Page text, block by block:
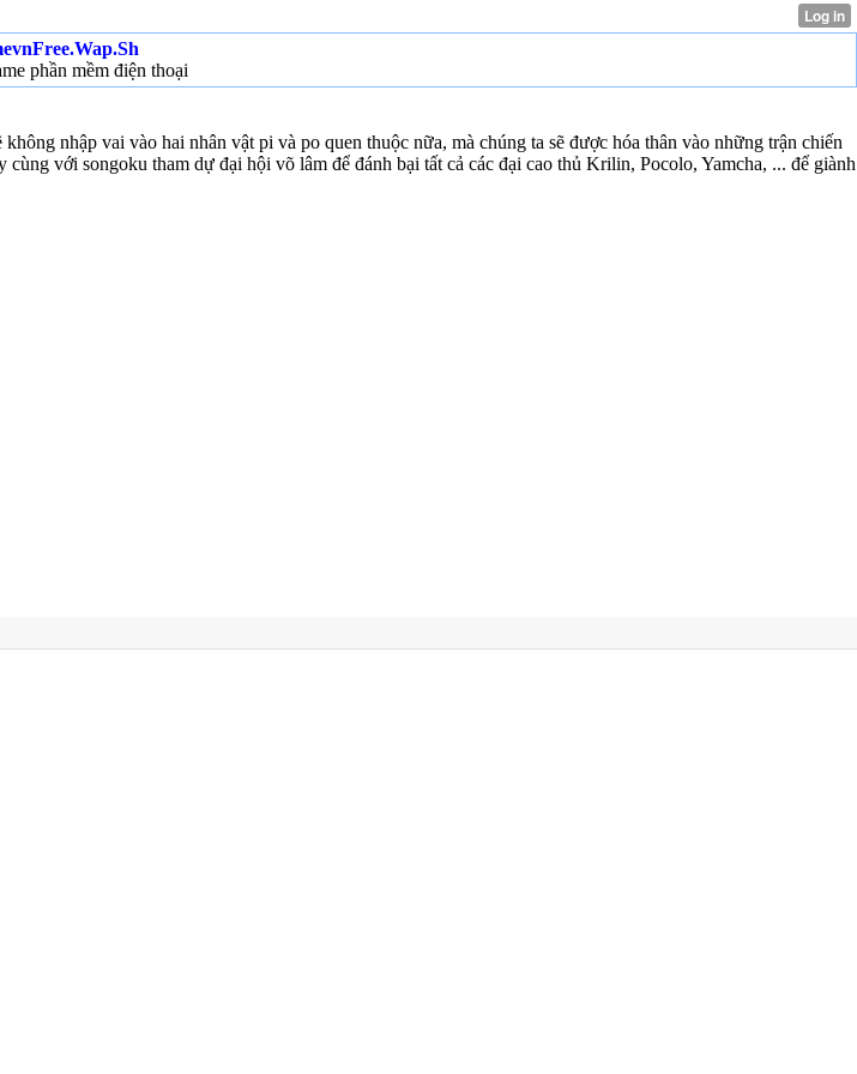
phần mềm điện thoại
nhập vai vào hai nhân vật pi và po quen thuộc nữa, mà chúng ta sẽ được hóa thân vào những trận chiến
với songoku tham dự đại hội võ lâm để đánh bại tất cả các đại cao thủ Krilin, Pocolo, Yamcha, ... để giành